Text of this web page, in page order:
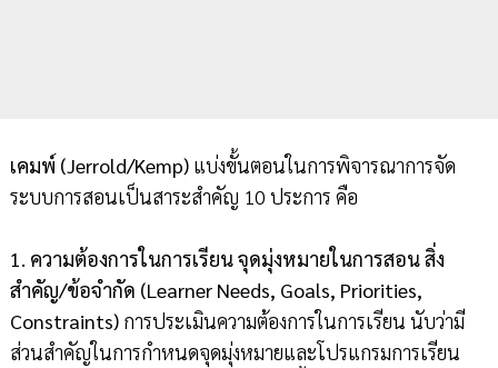
เคมพ์ (Jerrold/Kemp)แบ่งขั้นตอนในการพิจารณาการจัด
ระบบการสอนเป็นสาระสำคัญ 10 ประการ คือ
1. ความต้องการในการเรียน จุดมุ่งหมายในการสอน สิ่ง
สำคัญ/ข้อจำกัด (Learner Needs, Goals, Priorities,
Constraints)การประเมินความต้องการในการเรียน นับว่ามี
ส่วนสำคัญในการกำหนดจุดมุ่งหมายและโปรแกรมการเรียน